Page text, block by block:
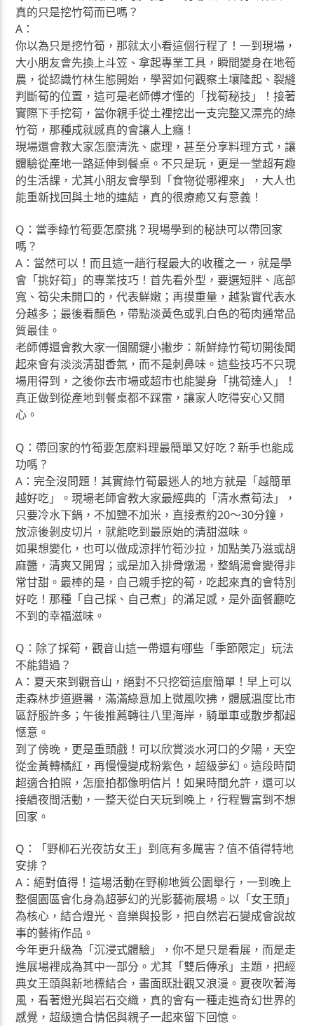
真的只是挖竹筍而已嗎？
A：
你以為只是挖竹筍，那就太小看這個行程了！一到現場，
大小朋友會先換上斗笠、拿起專業工具，瞬間變身在地筍
農，從認識竹林生態開始，學習如何觀察土壤隆起、裂縫
判斷筍的位置，這可是老師傅才懂的「找筍秘技」！接著
實際下手挖筍，當你親手從土裡挖出一支完整又漂亮的綠
竹筍，那種成就感真的會讓人上癮！
現場還會教大家怎麼清洗、處理，甚至分享料理方式，讓
體驗從產地一路延伸到餐桌。不只是玩，更是一堂超有趣
的生活課，尤其小朋友會學到「食物從哪裡來」，大人也
能重新找回與土地的連結，真的很療癒又有意義！
Q：當季綠竹筍要怎麼挑？現場學到的秘訣可以帶回家
嗎？
A：當然可以！而且這一趟行程最大的收穫之一，就是學
會「挑好筍」的專業技巧！首先看外型，要選短胖、底部
寬、筍尖未開口的，代表鮮嫩；再摸重量，越紮實代表水
分越多；最後看顏色，帶點淡黃色或乳白色的筍肉通常品
質最佳。
老師傅還會教大家一個關鍵小撇步：新鮮綠竹筍切開後聞
起來會有淡淡清甜香氣，而不是刺鼻味。這些技巧不只現
場用得到，之後你去市場或超市也能變身「挑筍達人」！
真正做到從產地到餐桌都不踩雷，讓家人吃得安心又開
心。
Q：帶回家的竹筍要怎麼料理最簡單又好吃？新手也能成
功嗎？
A：完全沒問題！其實綠竹筍最迷人的地方就是「越簡單
越好吃」。現場老師會教大家最經典的「清水煮筍法」，
只要冷水下鍋，不加鹽不加米，直接煮約20～30分鐘，
放涼後剝皮切片，就能吃到最原始的清甜滋味。
如果想變化，也可以做成涼拌竹筍沙拉，加點美乃滋或胡
麻醬，清爽又開胃；或是加入排骨燉湯，整鍋湯會變得非
常甘甜。最棒的是，自己親手挖的筍，吃起來真的會特別
好吃！那種「自己採、自己煮」的滿足感，是外面餐廳吃
不到的幸福滋味。
Q：除了採筍，觀音山這一帶還有哪些「季節限定」玩法
不能錯過？
A：夏天來到觀音山，絕對不只挖筍這麼簡單！早上可以
走森林步道避暑，滿滿綠意加上微風吹拂，體感溫度比市
區舒服許多；午後推薦轉往八里海岸，騎單車或散步都超
愜意。
到了傍晚，更是重頭戲！可以欣賞淡水河口的夕陽，天空
從金黃轉橘紅，再慢慢變成粉紫色，超級夢幻。這段時間
超適合拍照，怎麼拍都像明信片！如果時間允許，還可以
接續夜間活動，一整天從白天玩到晚上，行程豐富到不想
回家。
Q：「野柳石光夜訪女王」到底有多厲害？值不值得特地
安排？
A：絕對值得！這場活動在野柳地質公園舉行，一到晚上
整個園區會化身為超夢幻的光影藝術展場。以「女王頭」
為核心，結合燈光、音樂與投影，把自然岩石變成會說故
事的藝術作品。
今年更升級為「沉浸式體驗」，你不是只是看展，而是走
進展場裡成為其中一部分。尤其「雙后傳承」主題，把經
典女王頭與新地標結合，畫面既壯觀又浪漫。夏夜吹著海
風，看著燈光與岩石交織，真的會有一種走進奇幻世界的
感覺，超級適合情侶與親子一起來留下回憶。